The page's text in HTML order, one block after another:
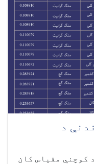
د
کوچني مقیاس کان